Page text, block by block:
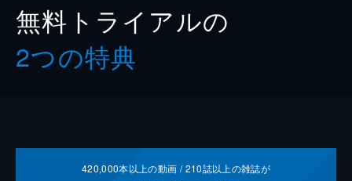
無料トライアルの
2つの特典
420,000本以上の動画 /210誌以上の雑誌が